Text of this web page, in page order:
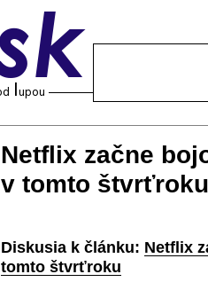
Netflix začne
v tomto štvrťroku
Diskusia k článku: Netflix
tomto štvrťroku